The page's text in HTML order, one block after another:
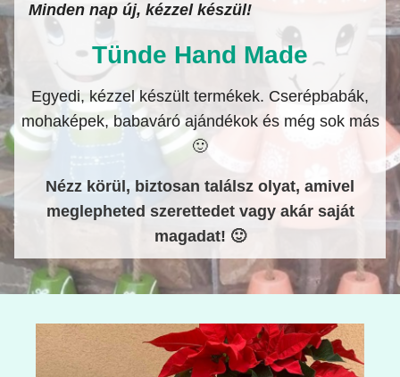
Minden nap új, kézzel készül!
Tünde Hand Made
Egyedi, kézzel készült termékek. Cserépbabák,
mohaképek, babaváró ajándékok és még sok más
🙂
Nézz körül, biztosan találsz olyat, amivel
meglepheted szerettedet vagy akár saját
magadat! 🙂